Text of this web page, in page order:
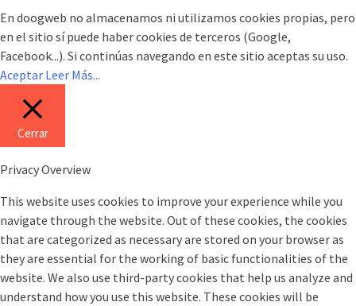
En doogweb no almacenamos ni utilizamos cookies propias, pero
en el sitio sí puede haber cookies de terceros (Google,
Facebook...). Si continúas navegando en este sitio aceptas su uso.
Aceptar Leer Más...
Cerrar
Privacy Overview
This website uses cookies to improve your experience while you
navigate through the website. Out of these cookies, the cookies
that are categorized as necessary are stored on your browser as
they are essential for the working of basic functionalities of the
website. We also use third-party cookies that help us analyze and
understand how you use this website. These cookies will be